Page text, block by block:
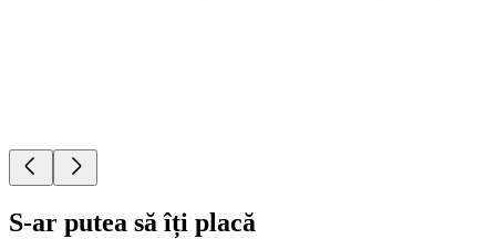
S-ar putea să îți placă